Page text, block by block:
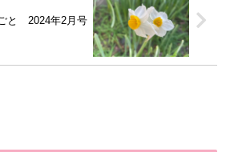
と 2024年2月号